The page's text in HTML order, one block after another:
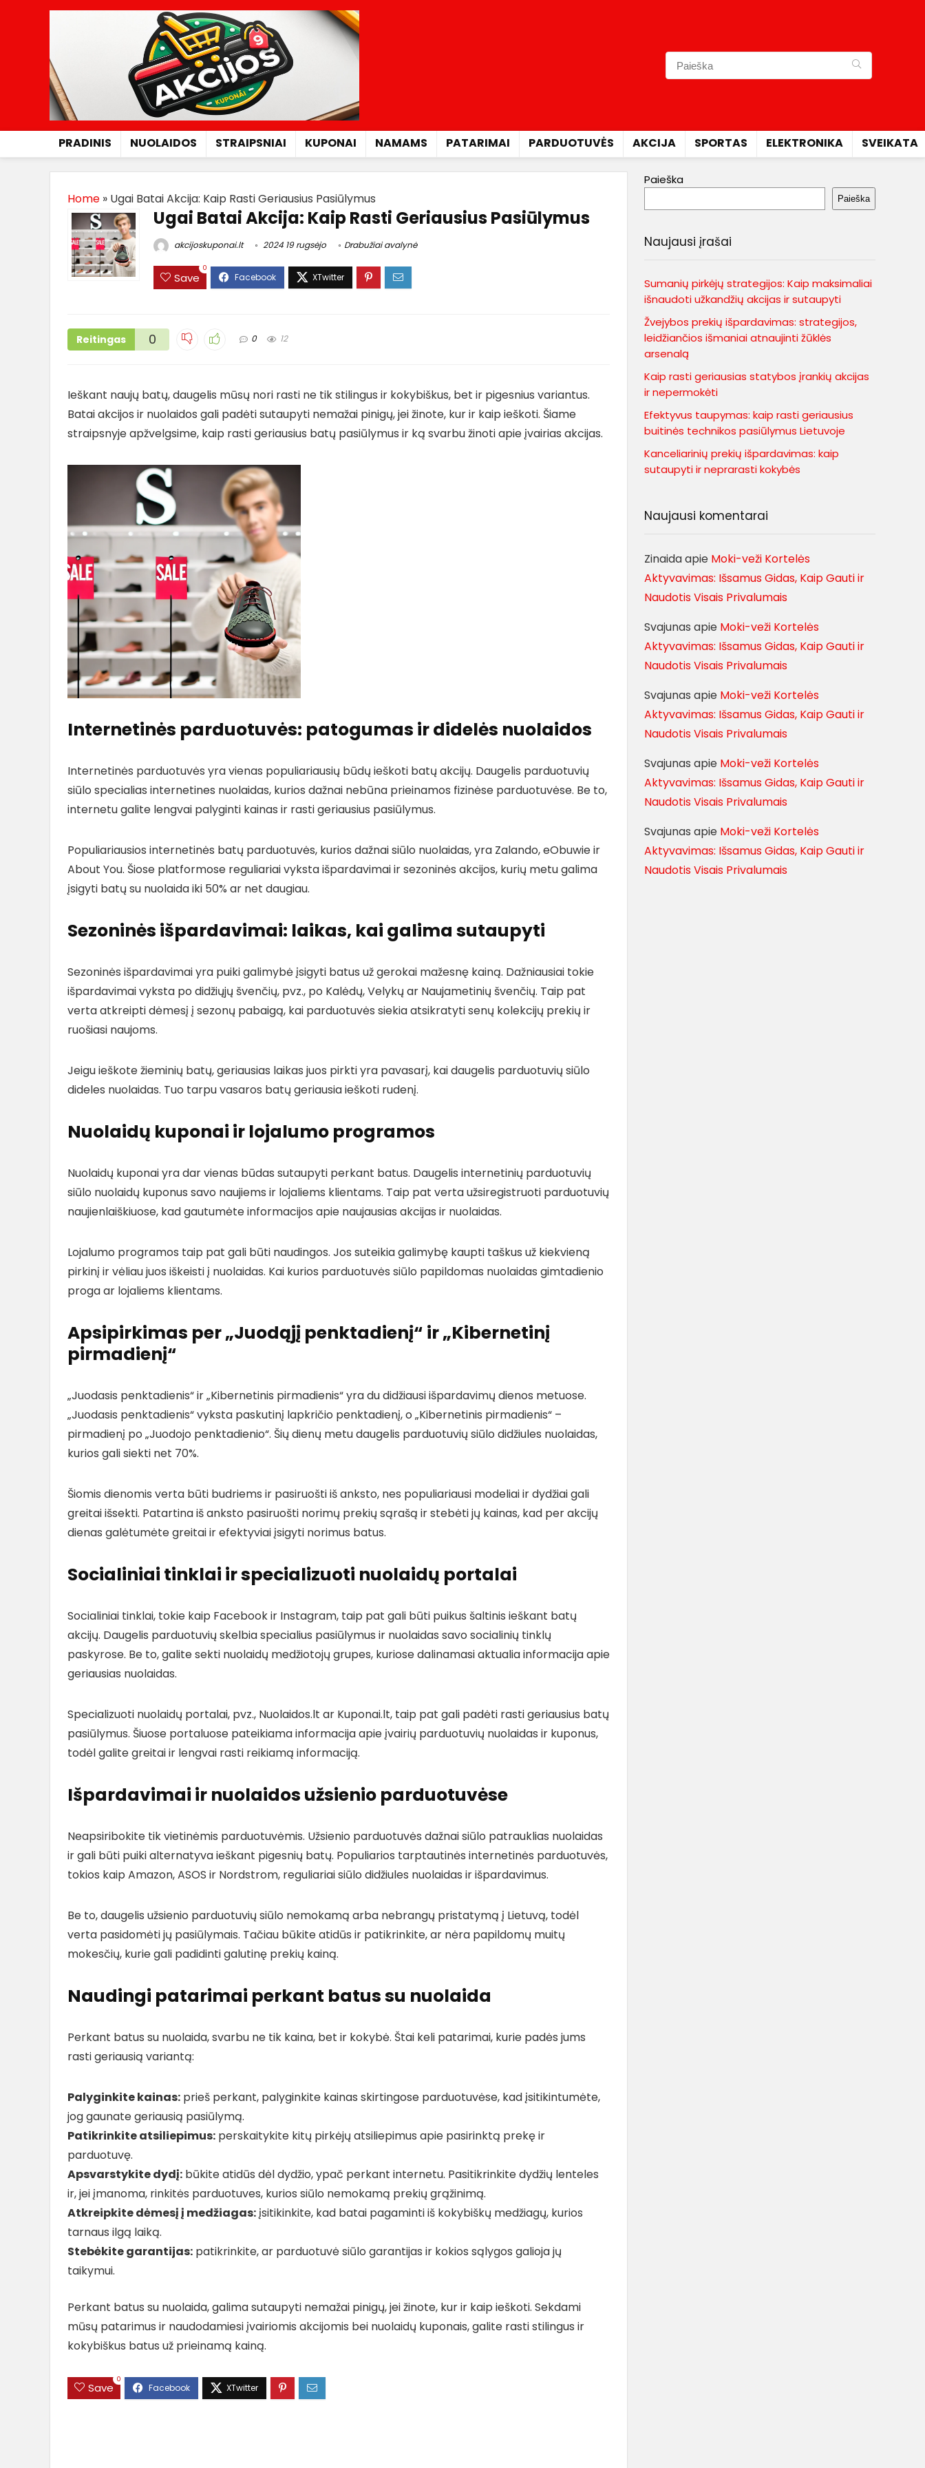
PRADINIS NUOLAIDOS STRAIPSNIAI KUPONAI NAMAMS PATARIMAI PARDUOTUVĖS AKCIJA SPORTAS ELEKTRONIKA SVEIKATA
Home » Ugai Batai Akcija: Kaip Rasti Geriausius Pasiūlymus
Ugai Batai Akcija: Kaip Rasti Geriausius Pasiūlymus
akcijoskuponai.lt 2024 19 rugsėjo Drabužiai avalynė
Save
0
Reitingas 0 0 12
Ieškant naujų batų, daugelis mūsų nori rasti ne tik stilingus ir kokybiškus, bet ir pigesnius variantus.
Batai akcijos ir nuolaidos gali padėti sutaupyti nemažai pinigų, jei žinote, kur ir kaip ieškoti. Šiame
straipsnyje apžvelgsime, kaip rasti geriausius batų pasiūlymus ir ką svarbu žinoti apie įvairias akcijas.
Internetinės parduotuvės: patogumas ir didelės nuolaidos
Internetinės parduotuvės yra vienas populiariausių būdų ieškoti batų akcijų. Daugelis parduotuvių
siūlo specialias internetines nuolaidas, kurios dažnai nebūna prieinamos fizinėse parduotuvėse. Be to,
internetu galite lengvai palyginti kainas ir rasti geriausius pasiūlymus.
Populiariausios internetinės batų parduotuvės, kurios dažnai siūlo nuolaidas, yra Zalando, eObuwie ir
About You. Šiose platformose reguliariai vyksta išpardavimai ir sezoninės akcijos, kurių metu galima
įsigyti batų su nuolaida iki 50% ar net daugiau.
Sezoninės išpardavimai: laikas, kai galima sutaupyti
Sezoninės išpardavimai yra puiki galimybė įsigyti batus už gerokai mažesnę kainą. Dažniausiai tokie
išpardavimai vyksta po didžiųjų švenčių, pvz., po Kalėdų, Velykų ar Naujametinių švenčių. Taip pat
verta atkreipti dėmesį į sezonų pabaigą, kai parduotuvės siekia atsikratyti senų kolekcijų prekių ir
ruošiasi naujoms.
Jeigu ieškote žieminių batų, geriausias laikas juos pirkti yra pavasarį, kai daugelis parduotuvių siūlo
dideles nuolaidas. Tuo tarpu vasaros batų geriausia ieškoti rudenį.
Nuolaidų kuponai ir lojalumo programos
Nuolaidų kuponai yra dar vienas būdas sutaupyti perkant batus. Daugelis internetinių parduotuvių
siūlo nuolaidų kuponus savo naujiems ir lojaliems klientams. Taip pat verta užsiregistruoti parduotuvių
naujienlaiškiuose, kad gautumėte informacijos apie naujausias akcijas ir nuolaidas.
Lojalumo programos taip pat gali būti naudingos. Jos suteikia galimybę kaupti taškus už kiekvieną
pirkinį ir vėliau juos iškeisti į nuolaidas. Kai kurios parduotuvės siūlo papildomas nuolaidas gimtadienio
proga ar lojaliems klientams.
Apsipirkimas per „Juodąjį penktadienį“ ir „Kibernetinį
pirmadienį“
„Juodasis penktadienis“ ir „Kibernetinis pirmadienis“ yra du didžiausi išpardavimų dienos metuose.
„Juodasis penktadienis“ vyksta paskutinį lapkričio penktadienį, o „Kibernetinis pirmadienis“ –
pirmadienį po „Juodojo penktadienio“. Šių dienų metu daugelis parduotuvių siūlo didžiules nuolaidas,
kurios gali siekti net 70%.
Šiomis dienomis verta būti budriems ir pasiruošti iš anksto, nes populiariausi modeliai ir dydžiai gali
greitai išsekti. Patartina iš anksto pasiruošti norimų prekių sąrašą ir stebėti jų kainas, kad per akcijų
dienas galėtumėte greitai ir efektyviai įsigyti norimus batus.
Socialiniai tinklai ir specializuoti nuolaidų portalai
Socialiniai tinklai, tokie kaip Facebook ir Instagram, taip pat gali būti puikus šaltinis ieškant batų
akcijų. Daugelis parduotuvių skelbia specialius pasiūlymus ir nuolaidas savo socialinių tinklų
paskyrose. Be to, galite sekti nuolaidų medžiotojų grupes, kuriose dalinamasi aktualia informacija apie
geriausias nuolaidas.
Specializuoti nuolaidų portalai, pvz., Nuolaidos.lt ar Kuponai.lt, taip pat gali padėti rasti geriausius batų
pasiūlymus. Šiuose portaluose pateikiama informacija apie įvairių parduotuvių nuolaidas ir kuponus,
todėl galite greitai ir lengvai rasti reikiamą informaciją.
Išpardavimai ir nuolaidos užsienio parduotuvėse
Neapsiribokite tik vietinėmis parduotuvėmis. Užsienio parduotuvės dažnai siūlo patrauklias nuolaidas
ir gali būti puiki alternatyva ieškant pigesnių batų. Populiarios tarptautinės internetinės parduotuvės,
tokios kaip Amazon, ASOS ir Nordstrom, reguliariai siūlo didžiules nuolaidas ir išpardavimus.
Be to, daugelis užsienio parduotuvių siūlo nemokamą arba nebrangų pristatymą į Lietuvą, todėl
verta pasidomėti jų pasiūlymais. Tačiau būkite atidūs ir patikrinkite, ar nėra papildomų muitų
mokesčių, kurie gali padidinti galutinę prekių kainą.
Naudingi patarimai perkant batus su nuolaida
Perkant batus su nuolaida, svarbu ne tik kaina, bet ir kokybė. Štai keli patarimai, kurie padės jums
rasti geriausią variantą:
Palyginkite kainas: prieš perkant, palyginkite kainas skirtingose parduotuvėse, kad įsitikintumėte,
jog gaunate geriausią pasiūlymą.
Patikrinkite atsiliepimus: perskaitykite kitų pirkėjų atsiliepimus apie pasirinktą prekę ir
parduotuvę.
Apsvarstykite dydį: būkite atidūs dėl dydžio, ypač perkant internetu. Pasitikrinkite dydžių lenteles
ir, jei įmanoma, rinkitės parduotuves, kurios siūlo nemokamą prekių grąžinimą.
Atkreipkite dėmesį į medžiagas: įsitikinkite, kad batai pagaminti iš kokybiškų medžiagų, kurios
tarnaus ilgą laiką.
Stebėkite garantijas: patikrinkite, ar parduotuvė siūlo garantijas ir kokios sąlygos galioja jų
taikymui.
Perkant batus su nuolaida, galima sutaupyti nemažai pinigų, jei žinote, kur ir kaip ieškoti. Sekdami
mūsų patarimus ir naudodamiesi įvairiomis akcijomis bei nuolaidų kuponais, galite rasti stilingus ir
kokybiškus batus už prieinamą kainą.
Save
0
Paieška
Paieška
Naujausi įrašai
Sumanių pirkėjų strategijos: Kaip maksimaliai
išnaudoti užkandžių akcijas ir sutaupyti
Žvejybos prekių išpardavimas: strategijos,
leidžiančios išmaniai atnaujinti žūklės
arsenalą
Kaip rasti geriausias statybos įrankių akcijas
ir nepermokėti
Efektyvus taupymas: kaip rasti geriausius
buitinės technikos pasiūlymus Lietuvoje
Kanceliarinių prekių išpardavimas: kaip
sutaupyti ir neprarasti kokybės
Naujausi komentarai
Zinaidaapie Moki-veži Kortelės
Aktyvavimas: Išsamus Gidas, Kaip Gauti ir
Naudotis Visais Privalumais
Svajunas apie Moki-veži Kortelės
Aktyvavimas: Išsamus Gidas, Kaip Gauti ir
Naudotis Visais Privalumais
Svajunas apie Moki-veži Kortelės
Aktyvavimas: Išsamus Gidas, Kaip Gauti ir
Naudotis Visais Privalumais
Svajunas apie Moki-veži Kortelės
Aktyvavimas: Išsamus Gidas, Kaip Gauti ir
Naudotis Visais Privalumais
Svajunas apie Moki-veži Kortelės
Aktyvavimas: Išsamus Gidas, Kaip Gauti ir
Naudotis Visais Privalumais